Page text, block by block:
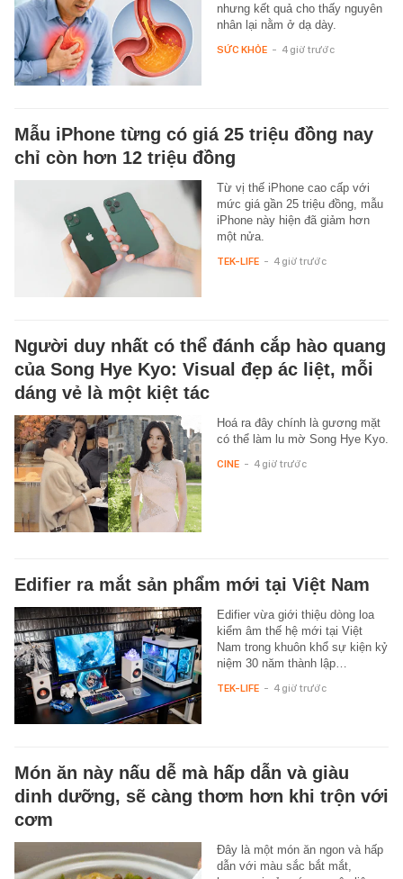
nhưng kết quả cho thấy nguyên
nhân lại nằm ở dạ dày.
SỨC KHỎE - 4 giờ trước
Mẫu iPhone từng có giá 25 triệu đồng nay
chỉ còn hơn 12 triệu đồng
Từ vị thế iPhone cao cấp với
mức giá gần 25 triệu đồng, mẫu
iPhone này hiện đã giảm hơn
một nửa.
TEK-LIFE - 4 giờ trước
Người duy nhất có thể đánh cắp hào quang
của Song Hye Kyo: Visual đẹp ác liệt, mỗi
dáng vẻ là một kiệt tác
Hoá ra đây chính là gương mặt
có thể làm lu mờ Song Hye Kyo.
CINE - 4 giờ trước
Edifier ra mắt sản phẩm mới tại Việt Nam
Edifier vừa giới thiệu dòng loa
kiểm âm thế hệ mới tại Việt
Nam trong khuôn khổ sự kiện kỷ
niệm 30 năm thành lập…
TEK-LIFE - 4 giờ trước
Món ăn này nấu dễ mà hấp dẫn và giàu
dinh dưỡng, sẽ càng thơm hơn khi trộn với
cơm
Đây là một món ăn ngon và hấp
dẫn với màu sắc bắt mắt,